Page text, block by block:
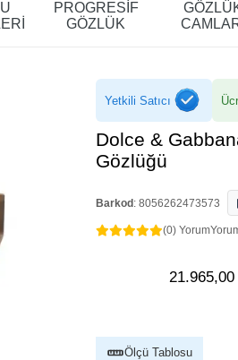
PROGRESİF
GÖZLÜK
Yetkili Satıcı
Dolce &
Gözlüğü
Barkod : 8056262473573
(0) Yorum
21.965,00
Ölçü Tablosu